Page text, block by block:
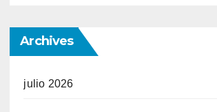
Archives
julio 2026